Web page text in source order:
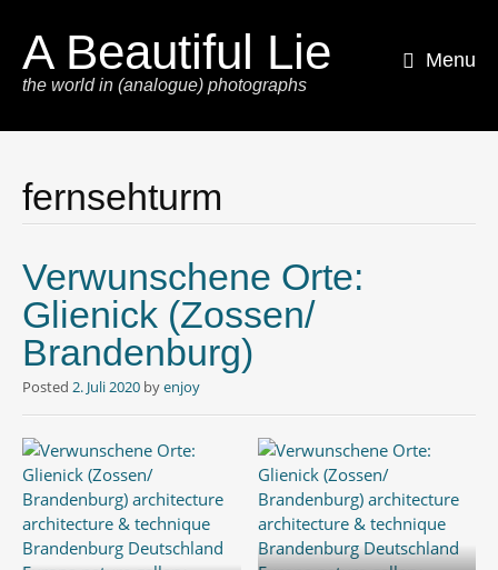
A Beautiful Lie
the world in (analogue) photographs
Menu
fernsehturm
Verwunschene Orte:
Glienick (Zossen/
Brandenburg)
Posted 2. Juli 2020 byenjoy